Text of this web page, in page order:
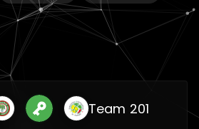
Team 201